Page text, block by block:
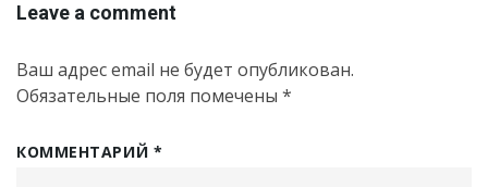
Leave a comment
Ваш адрес email не будет опубликован.
Обязательные поля помечены *
КОММЕНТАРИЙ *